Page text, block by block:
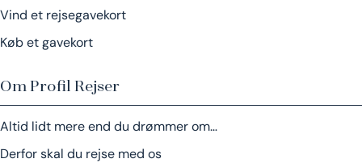
Vind et rejsegavekort
Køb et gavekort
Om Profil Rejser
Altid lidt mere end du drømmer om…
Derfor skal du rejse med os